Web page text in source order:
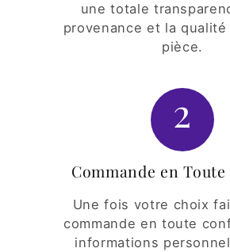
une totale
provenance et la qualité
pièce.
2
Commande en
Une fois votre choix
commande en toute
informations